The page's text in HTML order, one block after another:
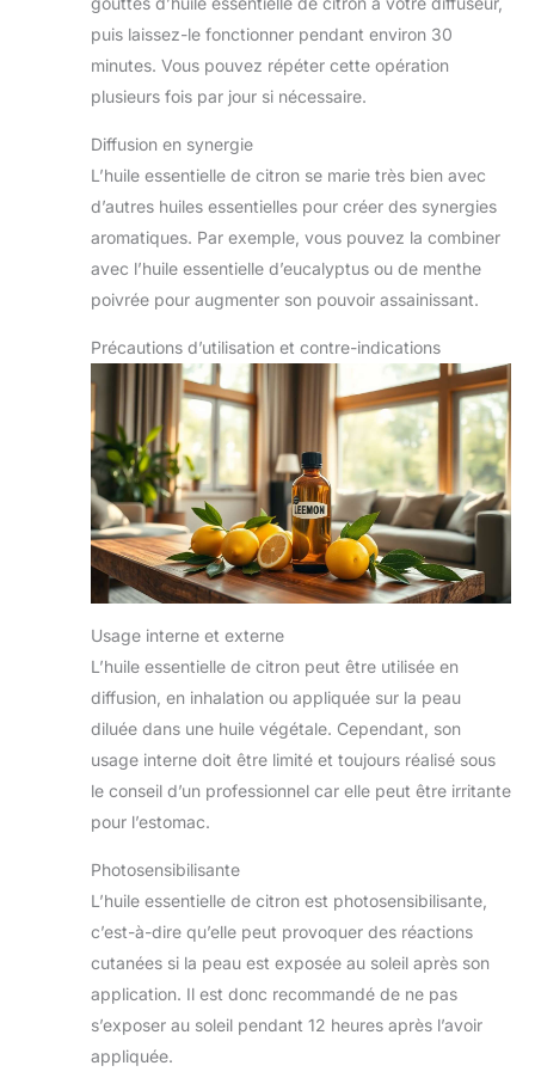
puis laissez-le fonctionner pendant environ 30
minutes. Vous pouvez répéter cette opération
plusieurs fois par jour si nécessaire.
Diffusion en synergie
L’huile essentielle de citron se marie très bien avec
d’autres huiles essentielles pour créer des synergies
aromatiques. Par exemple, vous pouvez la combiner
avec l’huile essentielle d’eucalyptus ou de menthe
poivrée pour augmenter son pouvoir assainissant.
Précautions d’utilisation et contre-indications
Usage interne et externe
L’huile essentielle de citron peut être utilisée en
diffusion, en inhalation ou appliquée sur la peau
diluée dans une huile végétale. Cependant, son
usage interne doit être limité et toujours réalisé sous
le conseil d’un professionnel car elle peut être irritante
pour l’estomac.
Photosensibilisante
L’huile essentielle de citron est photosensibilisante,
c’est-à-dire qu’elle peut provoquer des réactions
cutanées si la peau est exposée au soleil après son
application. Il est donc recommandé de ne pas
s’exposer au soleil pendant 12 heures après l’avoir
appliquée.